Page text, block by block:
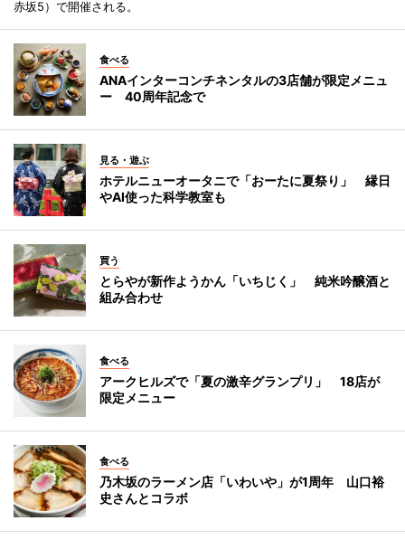
赤坂5）で開催される。
食べる
ANAインターコンチネンタルの3店舗が限定メニュ
ー 40周年記念で
見る・遊ぶ
ホテルニューオータニで「おーたに夏祭り」 縁日
やAI使った科学教室も
買う
とらやが新作ようかん「いちじく」 純米吟醸酒と
組み合わせ
食べる
アークヒルズで「夏の激辛グランプリ」 18店が
限定メニュー
食べる
乃木坂のラーメン店「いわいや」が1周年 山口裕
史さんとコラボ